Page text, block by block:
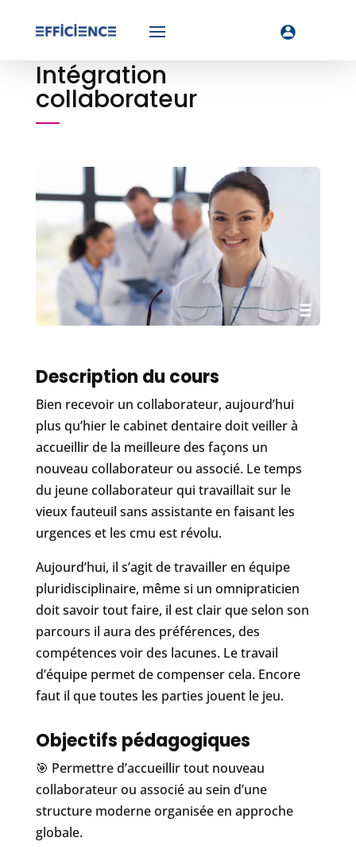
Intégration
collaborateur
Description du cours
Bien recevoir un collaborateur, aujourd’hui
plus qu’hier le cabinet dentaire doit veiller à
accueillir de la meilleure des façons un
nouveau collaborateur ou associé. Le temps
du jeune collaborateur qui travaillait sur le
vieux fauteuil sans assistante en faisant les
urgences et les cmu est révolu.
Aujourd’hui, il s’agit de travailler en équipe
pluridisciplinaire, même si un omnipraticien
doit savoir tout faire, il est clair que selon son
parcours il aura des préférences, des
compétences voir des lacunes. Le travail
d’équipe permet de compenser cela. Encore
faut il que toutes les parties jouent le jeu.
Objectifs pédagogiques
🎯 Permettre d’accueillir tout nouveau
collaborateur ou associé au sein d’une
structure moderne organisée en approche
globale.